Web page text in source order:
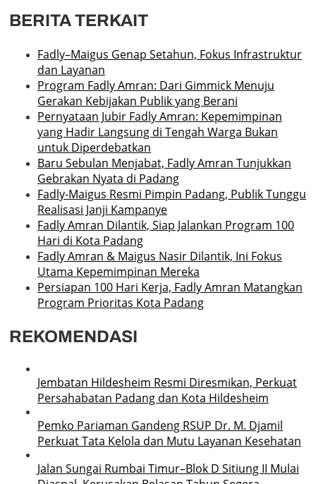
BERITA TERKAIT
Fadly–Maigus Genap Setahun, Fokus Infrastruktur
dan Layanan
Program Fadly Amran: Dari Gimmick Menuju
Gerakan Kebijakan Publik yang Berani
Pernyataan Jubir Fadly Amran: Kepemimpinan
yang Hadir Langsung di Tengah Warga Bukan
untuk Diperdebatkan
Baru Sebulan Menjabat, Fadly Amran Tunjukkan
Gebrakan Nyata di Padang
Fadly-Maigus Resmi Pimpin Padang, Publik Tunggu
Realisasi Janji Kampanye
Fadly Amran Dilantik, Siap Jalankan Program 100
Hari di Kota Padang
Fadly Amran & Maigus Nasir Dilantik, Ini Fokus
Utama Kepemimpinan Mereka
Persiapan 100 Hari Kerja, Fadly Amran Matangkan
Program Prioritas Kota Padang
REKOMENDASI
Jembatan Hildesheim Resmi Diresmikan, Perkuat
Persahabatan Padang dan Kota Hildesheim
Pemko Pariaman Gandeng RSUP Dr. M. Djamil
Perkuat Tata Kelola dan Mutu Layanan Kesehatan
Jalan Sungai Rumbai Timur–Blok D Sitiung II Mulai